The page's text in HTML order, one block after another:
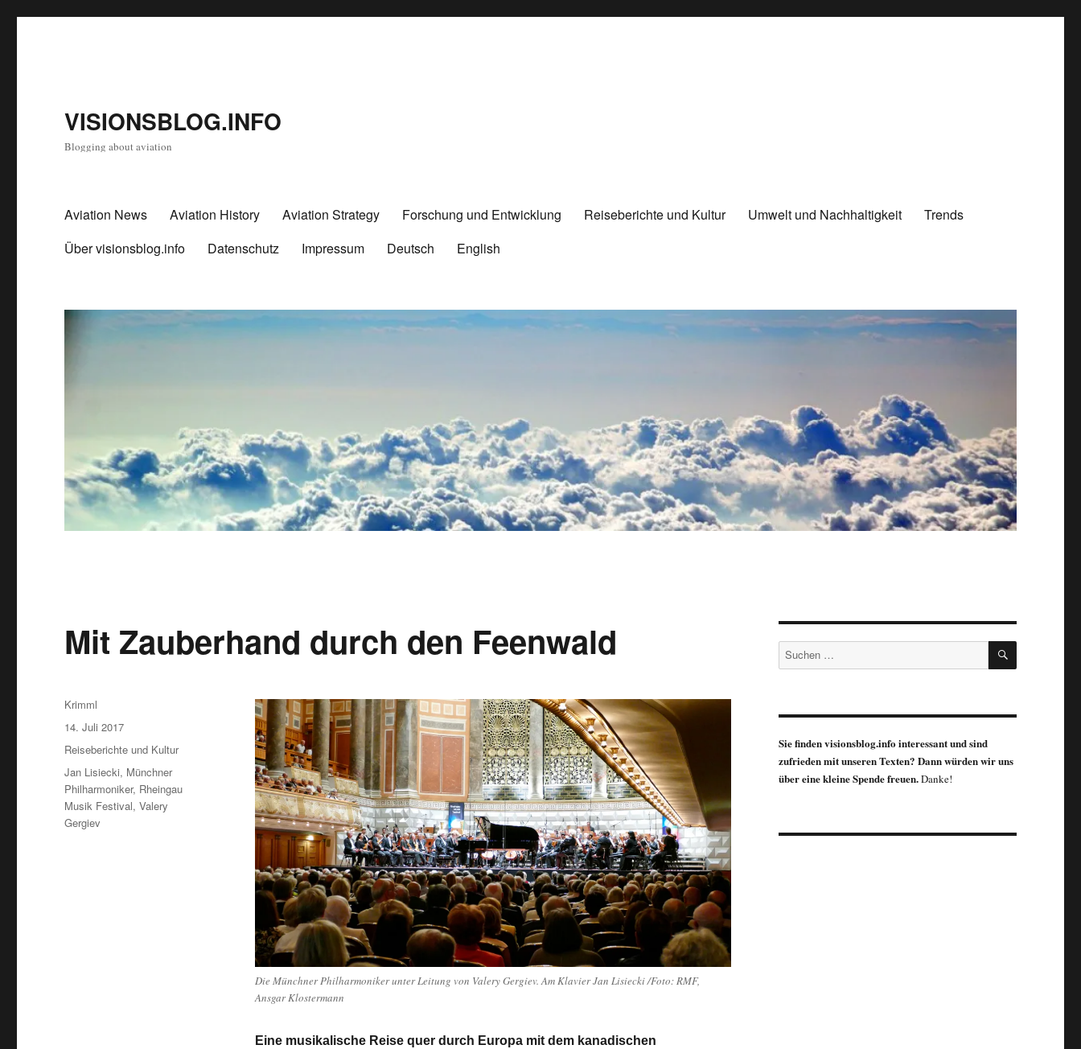
VISIONSBLOG.INFO
Blogging about aviation
Aviation News Aviation History Aviation Strategy Forschung und Entwicklung Reiseberichte und Kultur Umwelt und Nachhaltigkeit
Trends
Über visionsblog.info
Datenschutz Impressum Deutsch English
Mit Zauberhand durch den Feenwald
Die Münchner Philharmoniker unter Leitung von Valery Gergiev. Am Klavier Jan Lisiecki /Foto: RMF,
Ansgar Klostermann
Eine musikalische Reise quer durch Europa mit dem kanadischen
Autor
Krimml
Veröffentlicht
am
14. Juli 2017
Kategorien
Reiseberichte und Kultur
Schlagwörter
Jan Lisiecki, Münchner
Philharmoniker, Rheingau
Musik Festival,Valery
Gergiev
Suche
nach:
SUCHEN
Sie finden visionsblog.info interessant und sind
zufrieden mit unseren Texten? Dann würden wir uns
über eine kleine Spende freuen.Danke!